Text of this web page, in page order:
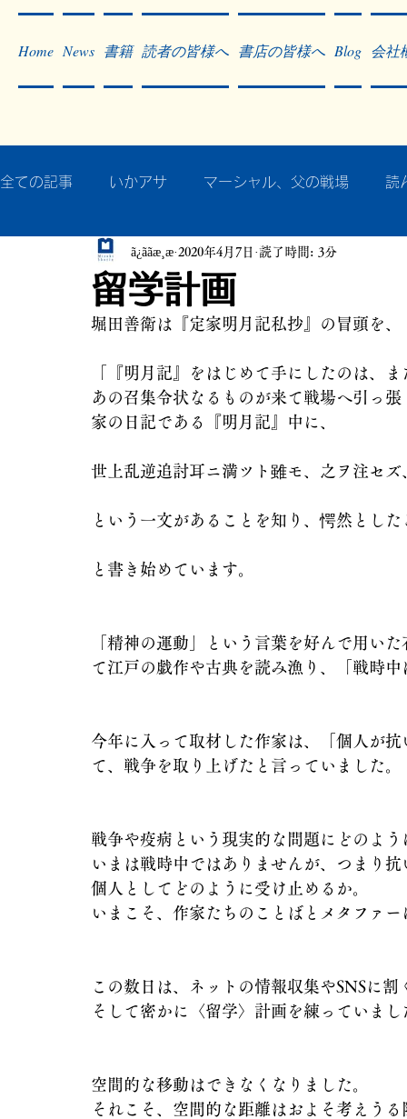
Home News 書籍 読者の皆様へ 書店の皆様へ Blog 会社
全ての記事 いかアサ マーシャル、父の戦場 読
秘蔵写真200枚でたどるアジア・太平洋戦争
作った本・作っている本 記事掲載・広告 病気
留学計画
ã¿ããæ¸æ 2020年4月7日 読了時間: 3分
堀田善衛は『定家明月記私抄』の冒頭を、
「『明月記』をはじめて手にしたのは、
あの召集令状なるものが来て戦場へ引っ
家の日記である『明月記』中に、
世上乱逆追討耳ニ満ツト雖モ、之ヲ注セ
という一文があることを知り、愕然とし
と書き始めています。
「精神の運動」という言葉を好んで用い
て江戸の戯作や古典を読み漁り、「戦時
今年に入って取材した作家は、「個人が
て、戦争を取り上げたと言っていました。
戦争や疫病という現実的な問題にどのよ
いまは戦時中ではありませんが、つまり
個人としてどのように受け止めるか。
いまこそ、作家たちのことばとメタファ
この数日は、ネットの情報収集やSNSに
そして密かに〈留学〉計画を練っていまし
空間的な移動はできなくなりました。
それこそ、空間的な距離はおよそ考えう